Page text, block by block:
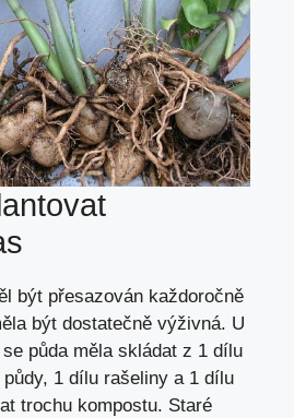
být přesazován každoročně
být dostatečně výživná. U
půda měla skládat z 1 dílu
1 dílu rašeliny a 1 dílu
trochu kompostu. Staré